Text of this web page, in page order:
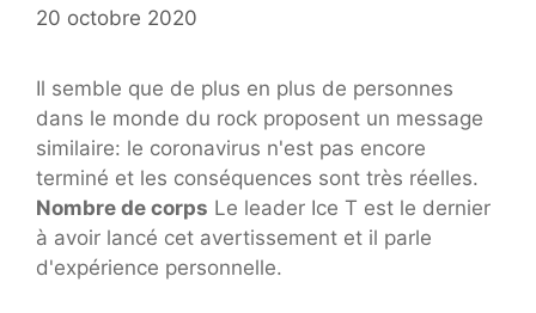
20 octobre 2020
Il semble que de plus en plus de personnes
dans le monde du rock proposent un message
similaire: le coronavirus n'est pas encore
terminé et les conséquences sont très réelles.
Nombre de corps Le leader Ice T est le dernier
à avoir lancé cet avertissement et il parle
d'expérience personnelle.